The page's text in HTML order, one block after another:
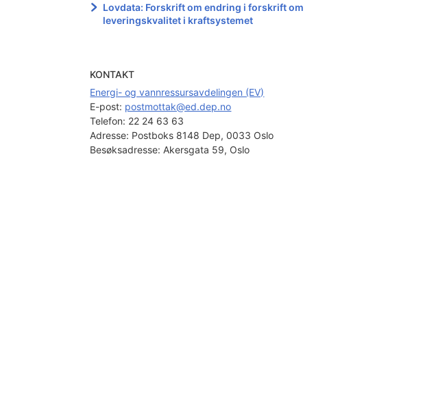
Lovdata: Forskrift om endring i forskrift om
leveringskvalitet i kraftsystemet
KONTAKT
Energi- og vannressursavdelingen (EV)
E-post: postmottak@ed.dep.no
Telefon: 22 24 63 63
Adresse: Postboks 8148 Dep, 0033 Oslo
Besøksadresse: Akersgata 59, Oslo